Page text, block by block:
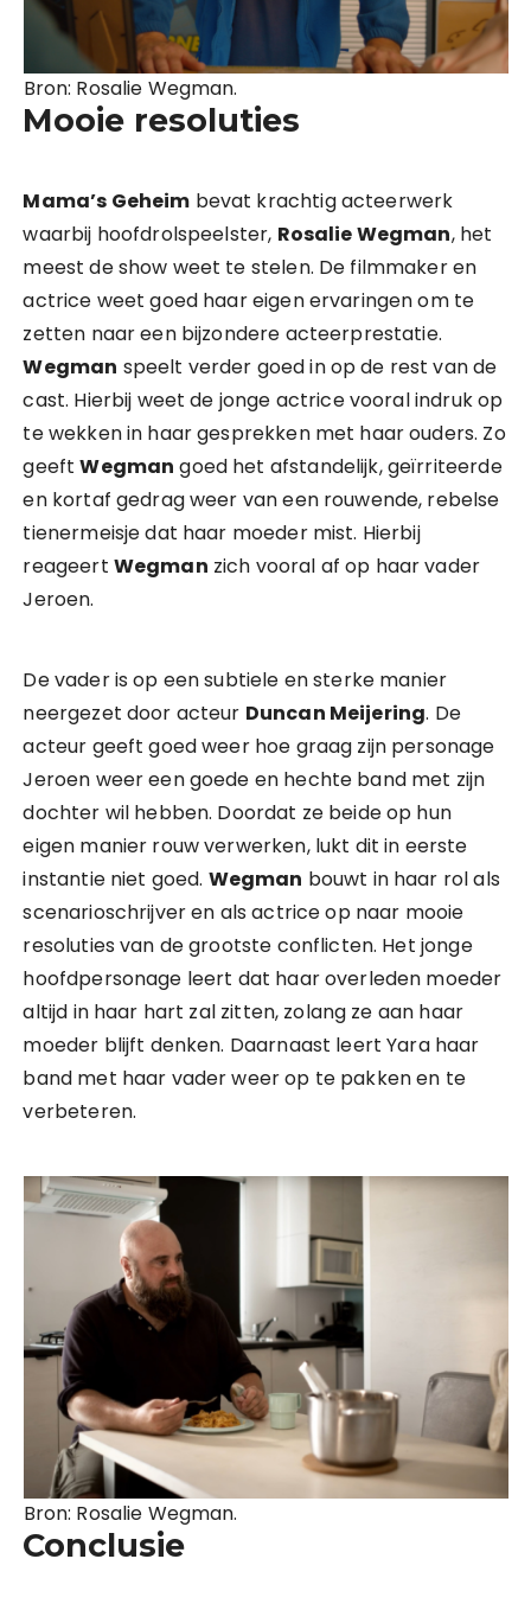
Bron: Rosalie Wegman.
Mooie resoluties
Mama’s Geheim bevat krachtig acteerwerk
waarbij hoofdrolspeelster, Rosalie Wegman, het
meest de show weet te stelen. De filmmaker en
actrice weet goed haar eigen ervaringen om te
zetten naar een bijzondere acteerprestatie.
Wegman speelt verder goed in op de rest van de
cast. Hierbij weet de jonge actrice vooral indruk op
te wekken in haar gesprekken met haar ouders. Zo
geeftWegman goed het afstandelijk, geïrriteerde
en kortaf gedrag weer van een rouwende, rebelse
tienermeisje dat haar moeder mist. Hierbij
reageert Wegman zich vooral af op haar vader
Jeroen.
De vader is op een subtiele en sterke manier
neergezet door acteur Duncan Meijering. De
acteur geeft goed weer hoe graag zijn personage
Jeroen weer een goede en hechte band met zijn
dochter wil hebben. Doordat ze beide op hun
eigen manier rouw verwerken, lukt dit in eerste
instantie niet goed. Wegman bouwt in haar rol als
scenarioschrijver en als actrice op naar mooie
resoluties van de grootste conflicten. Het jonge
hoofdpersonage leert dat haar overleden moeder
altijd in haar hart zal zitten, zolang ze aan haar
moeder blijft denken. Daarnaast leert Yara haar
band met haar vader weer op te pakken en te
verbeteren.
Bron: Rosalie Wegman.
Conclusie